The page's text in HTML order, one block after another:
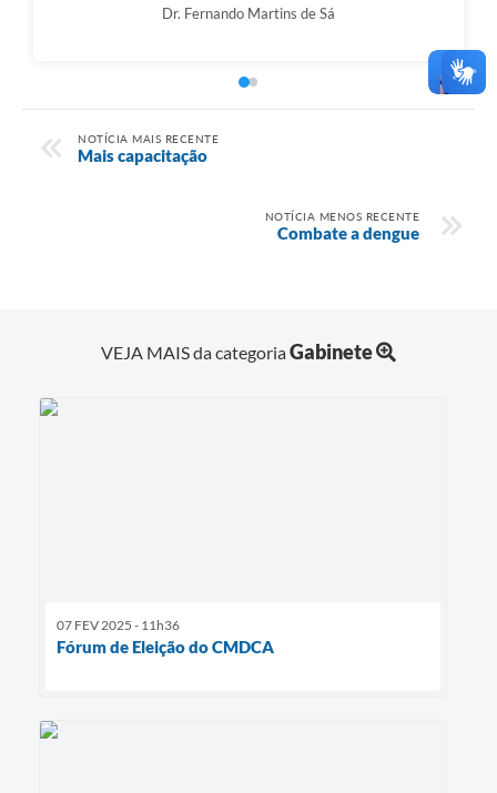
Dr. Fernando Martins de Sá
NOTÍCIA MAIS RECENTE
Mais capacitação
NOTÍCIA MENOS RECENTE
Combate a dengue
VEJA MAIS da categoriaGabinete
07 FEV 2025 - 11h36
Fórum de Eleição do CMDCA